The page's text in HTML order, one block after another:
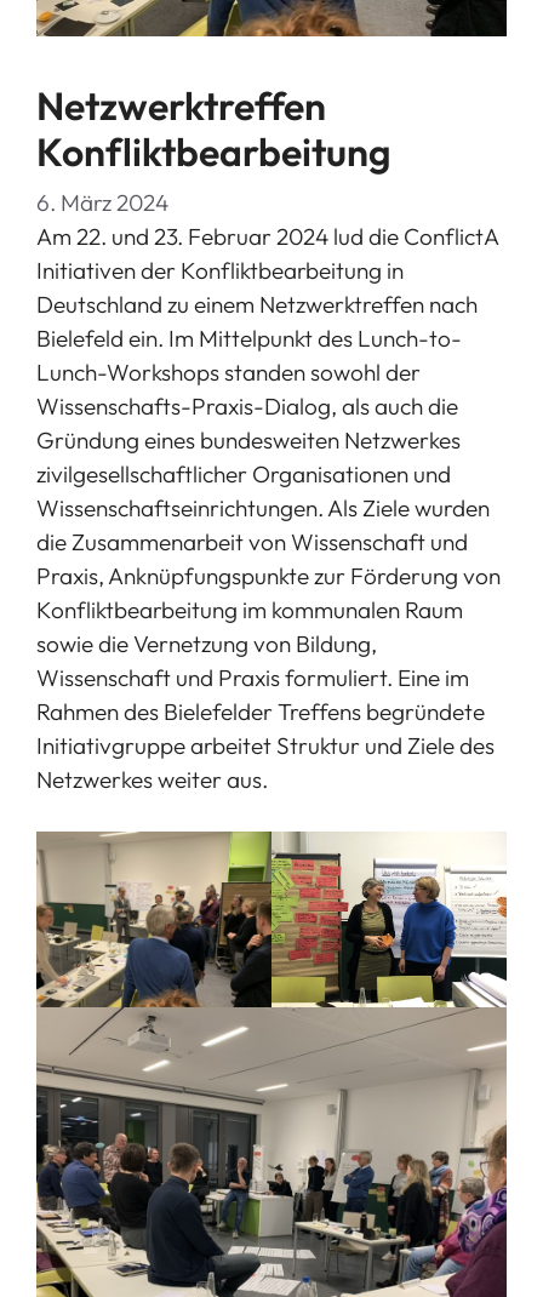
Netzwerktreffen
Konfliktbearbeitung
6. März 2024
Am 22. und 23. Februar 2024 lud die ConflictA
Initiativen der Konfliktbearbeitung in
Deutschland zu einem Netzwerktreffen nach
Bielefeld ein. Im Mittelpunkt des Lunch-to-
Lunch-Workshops standen sowohl der
Wissenschafts-Praxis-Dialog, als auch die
Gründung eines bundesweiten Netzwerkes
zivilgesellschaftlicher Organisationen und
Wissenschaftseinrichtungen. Als Ziele wurden
die Zusammenarbeit von Wissenschaft und
Praxis, Anknüpfungspunkte zur Förderung von
Konfliktbearbeitung im kommunalen Raum
sowie die Vernetzung von Bildung,
Wissenschaft und Praxis formuliert. Eine im
Rahmen des Bielefelder Treffens begründete
Initiativgruppe arbeitet Struktur und Ziele des
Netzwerkes weiter aus.